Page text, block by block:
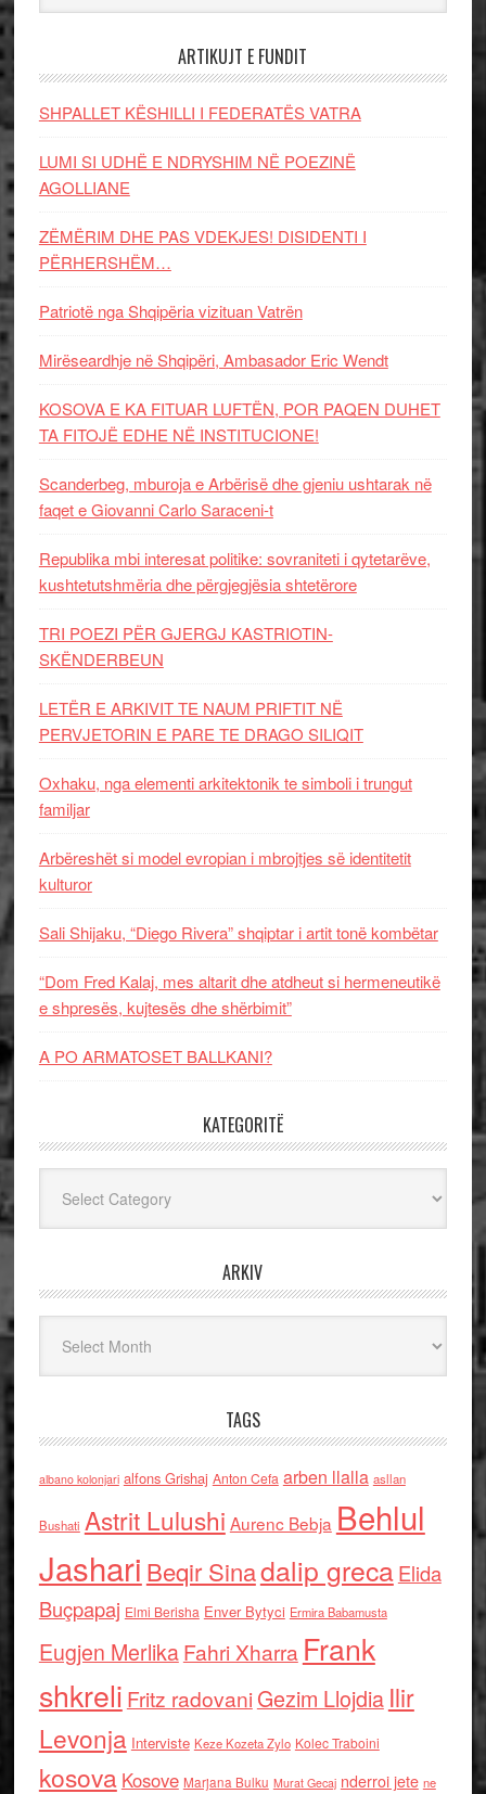
ARTIKUJT E FUNDIT
SHPALLET KËSHILLI I FEDERATËS VATRA
LUMI SI UDHË E NDRYSHIM NË POEZINË
AGOLLIANE
ZËMËRIM DHE PAS VDEKJES! DISIDENTI I
PËRHERSHËM…
Patriotë nga Shqipëria vizituan Vatrën
Mirëseardhje në Shqipëri, Ambasador Eric Wendt
KOSOVA E KA FITUAR LUFTËN, POR PAQEN DUHET
TA FITOJË EDHE NË INSTITUCIONE!
Scanderbeg, mburoja e Arbërisë dhe gjeniu ushtarak në
faqet e Giovanni Carlo Saraceni-t
Republika mbi interesat politike: sovraniteti i qytetarëve,
kushtetutshmëria dhe përgjegjësia shtetërore
TRI POEZI PËR GJERGJ KASTRIOTIN-
SKËNDERBEUN
LETËR E ARKIVIT TE NAUM PRIFTIT NË
PERVJETORIN E PARE TE DRAGO SILIQIT
Oxhaku, nga elementi arkitektonik te simboli i trungut
familjar
Arbëreshët si model evropian i mbrojtjes së identitetit
kulturor
Sali Shijaku, “Diego Rivera” shqiptar i artit tonë kombëtar
“Dom Fred Kalaj, mes altarit dhe atdheut si hermeneutikë
e shpresës, kujtesës dhe shërbimit”
A PO ARMATOSET BALLKANI?
KATEGORITË
ARKIV
TAGS
albano kolonjari alfons Grishaj Anton Cefa arben llalla asllan
Bushati Astrit Lulushi Aurenc Bebja Behlul
Jashari Beqir Sinadalip grecaElida
Buçpapaj Elmi Berisha Enver Bytyci Ermira Babamusta
Eugjen MerlikaFahri Xharra Frank
shkreli Fritz radovaniGezim Llojdia Ilir
Levonja Interviste Keze Kozeta Zylo Kolec Traboini
kosova Kosove Marjana Bulku Murat Gecaj nderroi jete ne